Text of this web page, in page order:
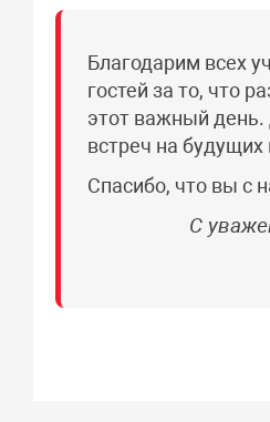
Благодарим всех
гостей за то, что
этот важный
встреч на
Спасибо, что вы с
С